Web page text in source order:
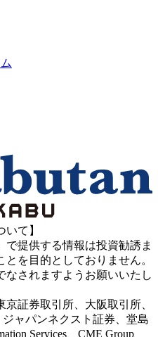
て】
提供する情報は投資勧誘ま
を目的としておりません。
なされますようお願いいたし
証券取引所、大阪取引所、
ャパンネクスト証券、堂島
Services、CME Group